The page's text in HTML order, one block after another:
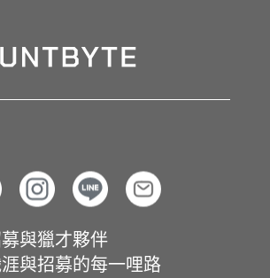
與獵才夥伴
與招募的每一哩路